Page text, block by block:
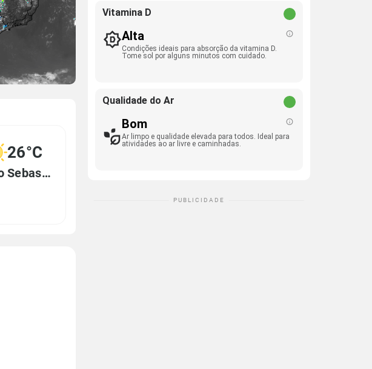
26°C
São Sebastião do Passé, BA
Vitamina D
Alta
Condições ideais para absorção da vitamina D.
Tome sol por alguns minutos com cuidado.
Qualidade do Ar
Bom
Ar limpo e qualidade elevada para todos. Ideal para
atividades ao ar livre e caminhadas.